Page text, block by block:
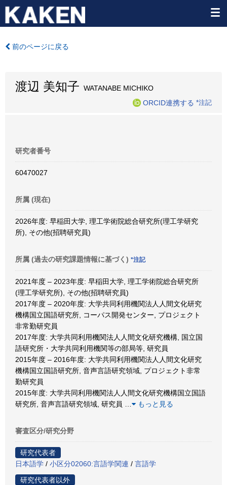
前のページに戻る
渡辺 美知子 WATANABE MICHIKO
ORCID連携する *注記
研究者番号
60470027
所属 (現在)
2026年度: 早稲田大学, 理工学術院総合研究所(理工学研究
所), その他(招聘研究員)
所属 (過去の研究課題情報に基づく) *注記
2021年度 – 2023年度: 早稲田大学, 理工学術院総合研究所
(理工学研究所), その他(招聘研究員)
2017年度 – 2020年度: 大学共同利用機関法人人間文化研究
機構国立国語研究所, コーパス開発センター, プロジェクト
非常勤研究員
2017年度: 大学共同利用機関法人人間文化研究機構, 国立国
語研究所・大学共同利用機関等の部局等, 研究員
2015年度 – 2016年度: 大学共同利用機関法人人間文化研究
機構国立国語研究所, 音声言語研究領域, プロジェクト非常
勤研究員
2015年度: 大学共同利用機関法人人間文化研究機構国立国語
研究所, 音声言語研究領域, 研究員
もっと見る
審査区分/研究分野
研究代表者
日本語学 / 小区分02060:言語学関連 / 言語学
研究代表者以外